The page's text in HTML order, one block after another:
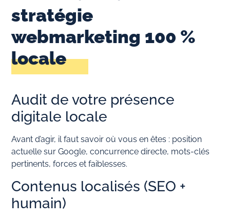
stratégie
webmarketing 100 %
locale
Audit de votre présence
digitale locale
Avant d’agir, il faut savoir où vous en êtes : position
actuelle sur Google, concurrence directe, mots-clés
pertinents, forces et faiblesses.
Contenus localisés (SEO +
humain)